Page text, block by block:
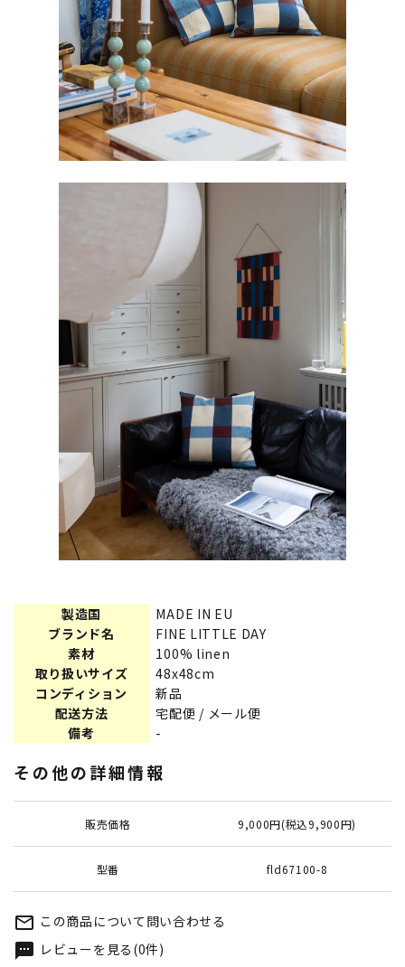
製造国
MADE IN EU
ブランド名
FINE LITTLE DAY
素材
100% linen
取り扱いサイズ
48x48cm
コンディション
新品
配送方法
宅配便 / メール便
備考
-
その他の詳細情報
販売価格 9,000円(税込9,900円)
型番 fld67100-8
mail_outline この商品について問い合わせる
textsms レビューを見る(0件)